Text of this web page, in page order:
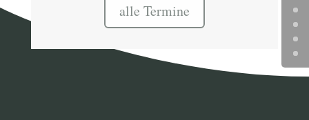
alle Termine